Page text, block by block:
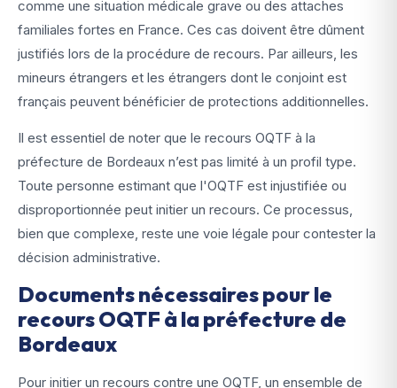
comme une situation médicale grave ou des attaches
familiales fortes en France. Ces cas doivent être dûment
justifiés lors de la procédure de recours. Par ailleurs, les
mineurs étrangers et les étrangers dont le conjoint est
français peuvent bénéficier de protections additionnelles.
Il est essentiel de noter que le recours OQTF à la
préfecture de Bordeaux n’est pas limité à un profil type.
Toute personne estimant que l'OQTF est injustifiée ou
disproportionnée peut initier un recours. Ce processus,
bien que complexe, reste une voie légale pour contester la
décision administrative.
Documents nécessaires pour le
recours OQTF à la préfecture de
Bordeaux
Pour initier un recours contre une OQTF, un ensemble de